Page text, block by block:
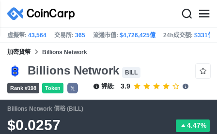
虛擬幣: 43,564 交易所: 365 流通市值: $4,726,425億 24h成交額: $331億
加密貨幣 Billions Network
Billions Network BILL
Rank #198 Token 𝕏 評級: 3.9
Billions Network 價格 (BILL)
$0.0257 4.47%